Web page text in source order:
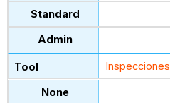
Inspecciones